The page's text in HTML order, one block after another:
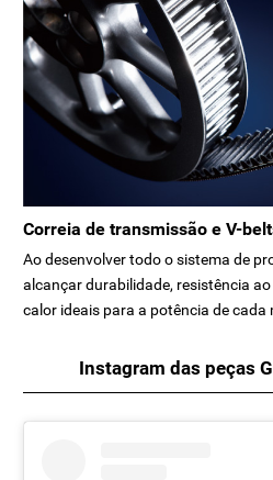
Correia de transmissão e V-
Ao desenvolver todo o sistema de
alcançar durabilidade, resistência
calor ideais para a potência de cada
Instagram das peças